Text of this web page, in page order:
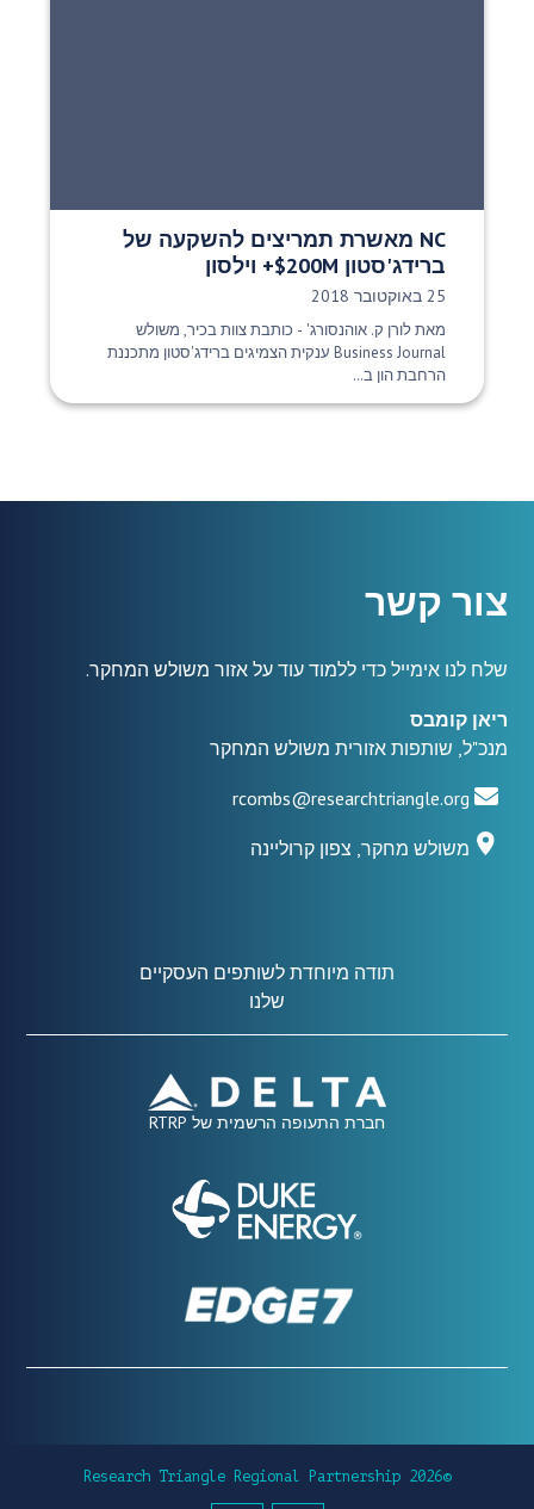
NC מאשרת תמריצים להשקעה של
ברידג'סטון $200M+ וילסון
תאריך פרסום:
25 באוקטובר 2018
מאת לורן ק. אוהנסורג' - כותבת צוות בכיר, משולש
Business Journal ענקית הצמיגים ברידג'סטון מתכננת
הרחבת הון ב...
צור קשר
שלח לנו אימייל כדי ללמוד עוד על אזור משולש המחקר.
ריאן קומבס
מנכ"ל, שותפות אזורית משולש המחקר
rcombs@researchtriangle.org
משולש מחקר, צפון קרוליינה
תודה מיוחדת לשותפים העסקיים
שלנו
חברת התעופה הרשמית של RTRP
©2026 Research Triangle Regional Partnership